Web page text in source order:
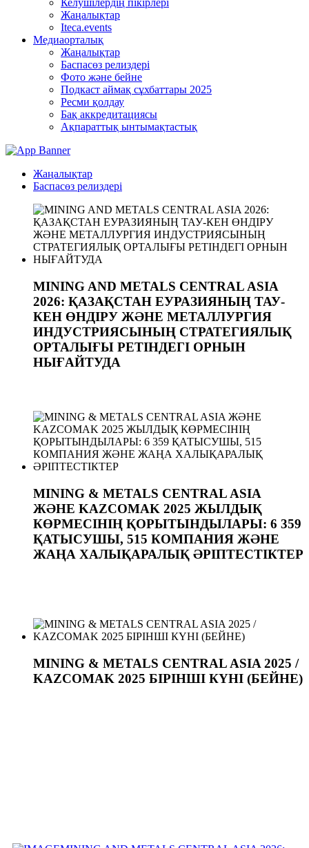
Жаңалықтар
Iteca.events
Медиаорталық
Жаңалықтар
Баспасөз релиздері
Фото және бейне
Подкаст аймақ сұхбаттары 2025
Ресми қолдау
Бақ аккредитациясы
Ақпараттық ынтымақтастық
Жаңалықтар
Баспасөз релиздері
MINING AND METALS CENTRAL ASIA
2026: ҚАЗАҚСТАН ЕУРАЗИЯНЫҢ ТАУ-
КЕН ӨНДІРУ ЖӘНЕ МЕТАЛЛУРГИЯ
ИНДУСТРИЯСЫНЫҢ СТРАТЕГИЯЛЫҚ
ОРТАЛЫҒЫ РЕТІНДЕГІ ОРНЫН
НЫҒАЙТУДА
MINING & METALS CENTRAL ASIA
ЖӘНЕ KAZCOMAK 2025 ЖЫЛДЫҚ
КӨРМЕСІНІҢ ҚОРЫТЫНДЫЛАРЫ: 6 359
ҚАТЫСУШЫ, 515 КОМПАНИЯ ЖӘНЕ
ЖАҢА ХАЛЫҚАРАЛЫҚ ӘРІПТЕСТІКТЕР
MINING & METALS CENTRAL ASIA 2025 /
KAZCOMAK 2025 БІРІНШІ КҮНІ (БЕЙНЕ)